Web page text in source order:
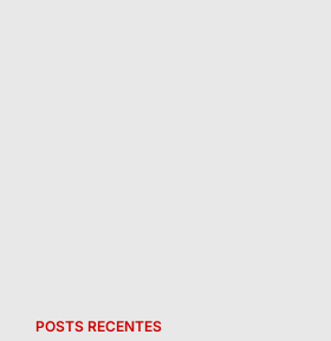
POSTS RECENTES